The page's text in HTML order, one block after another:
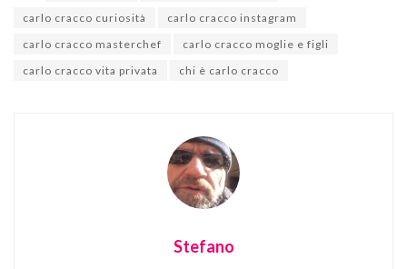
carlo cracco curiosità
carlo cracco instagram
carlo cracco masterchef
carlo cracco moglie e figli
carlo cracco vita privata
chi è carlo cracco
Stefano